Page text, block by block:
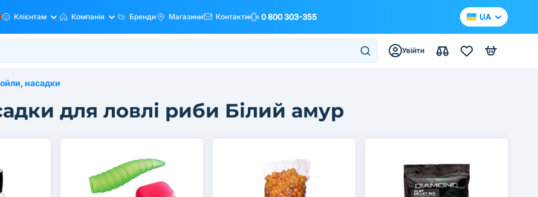
Клієнтам Компанія Бренди Магазини Контакти 0 800 303-355 UA
Увійти
насадки
для ловлі риби Білий амур